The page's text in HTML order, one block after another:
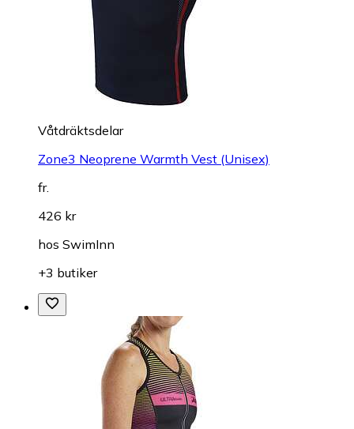
Våtdräktsdelar
Zone3 Neoprene Warmth Vest (Unisex)
fr.
426 kr
hos SwimInn
+3 butiker